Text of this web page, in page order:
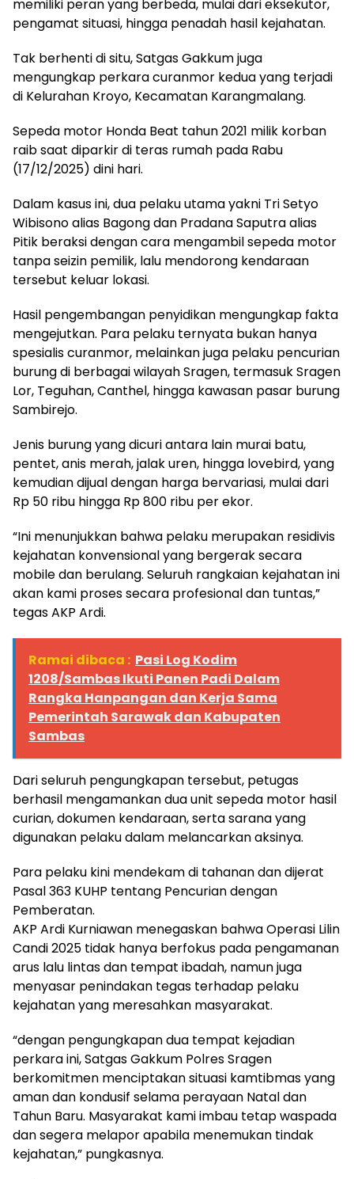
memiliki peran yang berbeda, mulai dari eksekutor,
pengamat situasi, hingga penadah hasil kejahatan.
Tak berhenti di situ, Satgas Gakkum juga
mengungkap perkara curanmor kedua yang terjadi
di Kelurahan Kroyo, Kecamatan Karangmalang.
Sepeda motor Honda Beat tahun 2021 milik korban
raib saat diparkir di teras rumah pada Rabu
(17/12/2025) dini hari.
Dalam kasus ini, dua pelaku utama yakni Tri Setyo
Wibisono alias Bagong dan Pradana Saputra alias
Pitik beraksi dengan cara mengambil sepeda motor
tanpa seizin pemilik, lalu mendorong kendaraan
tersebut keluar lokasi.
Hasil pengembangan penyidikan mengungkap fakta
mengejutkan. Para pelaku ternyata bukan hanya
spesialis curanmor, melainkan juga pelaku pencurian
burung di berbagai wilayah Sragen, termasuk Sragen
Lor, Teguhan, Canthel, hingga kawasan pasar burung
Sambirejo.
Jenis burung yang dicuri antara lain murai batu,
pentet, anis merah, jalak uren, hingga lovebird, yang
kemudian dijual dengan harga bervariasi, mulai dari
Rp 50 ribu hingga Rp 800 ribu per ekor.
“Ini menunjukkan bahwa pelaku merupakan residivis
kejahatan konvensional yang bergerak secara
mobile dan berulang. Seluruh rangkaian kejahatan ini
akan kami proses secara profesional dan tuntas,”
tegas AKP Ardi.
Ramai dibaca : Pasi Log Kodim
1208/Sambas Ikuti Panen Padi Dalam
Rangka Hanpangan dan Kerja Sama
Pemerintah Sarawak dan Kabupaten
Sambas
Dari seluruh pengungkapan tersebut, petugas
berhasil mengamankan dua unit sepeda motor hasil
curian, dokumen kendaraan, serta sarana yang
digunakan pelaku dalam melancarkan aksinya.
Para pelaku kini mendekam di tahanan dan dijerat
Pasal 363 KUHP tentang Pencurian dengan
Pemberatan.
AKP Ardi Kurniawan menegaskan bahwa Operasi Lilin
Candi 2025 tidak hanya berfokus pada pengamanan
arus lalu lintas dan tempat ibadah, namun juga
menyasar penindakan tegas terhadap pelaku
kejahatan yang meresahkan masyarakat.
“dengan pengungkapan dua tempat kejadian
perkara ini, Satgas Gakkum Polres Sragen
berkomitmen menciptakan situasi kamtibmas yang
aman dan kondusif selama perayaan Natal dan
Tahun Baru. Masyarakat kami imbau tetap waspada
dan segera melapor apabila menemukan tindak
kejahatan,” pungkasnya.